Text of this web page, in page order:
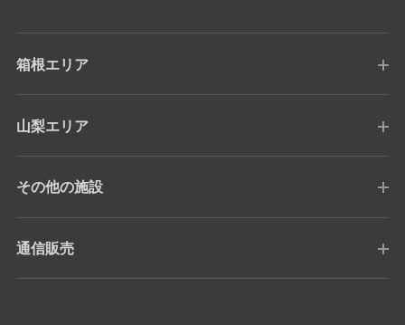
箱根エリア
山梨エリア
その他の施設
通信販売